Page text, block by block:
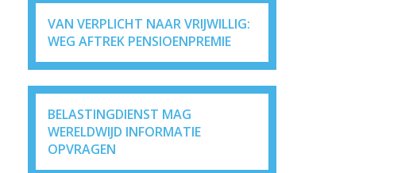
VAN VERPLICHT NAAR VRIJWILLIG:
WEG AFTREK PENSIOENPREMIE
BELASTINGDIENST MAG
WERELDWIJD INFORMATIE
OPVRAGEN